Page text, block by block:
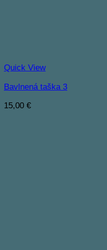
Quick View
Bavlnená taška 3
15,00 €